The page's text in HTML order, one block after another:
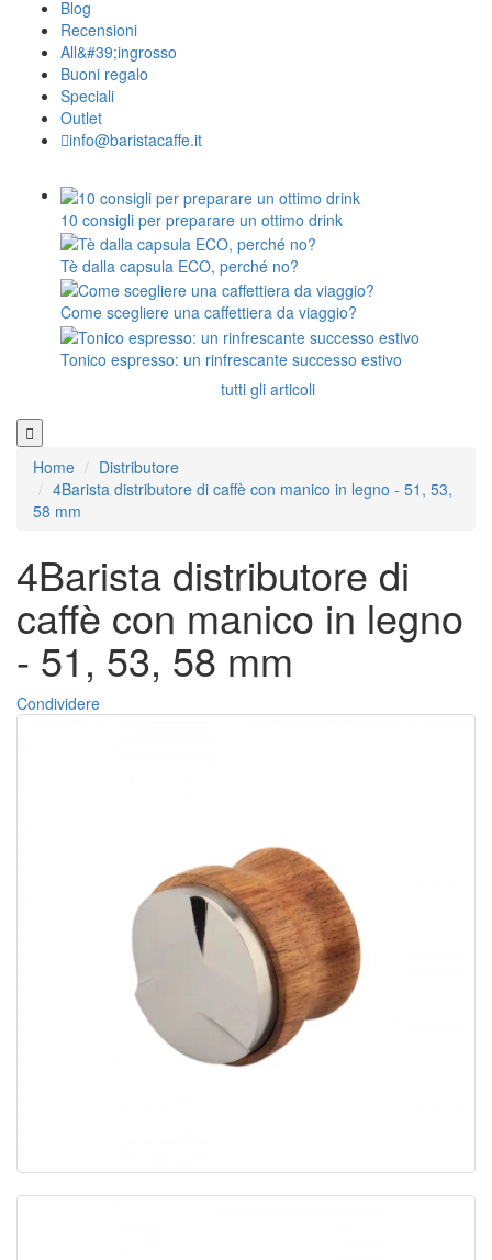
Blog
Recensioni
All&#39;ingrosso
Buoni regalo
Speciali
Outlet
info@baristacaffe.it
10 consigli per preparare un ottimo drink
Tè dalla capsula ECO, perché no?
Come scegliere una caffettiera da viaggio?
Tonico espresso: un rinfrescante successo estivo
tutti gli articoli
Home
Distributore
4Barista distributore di caffè con manico in legno - 51, 53,
58 mm
4Barista distributore di
caffè con manico in legno
- 51, 53, 58 mm
Condividere